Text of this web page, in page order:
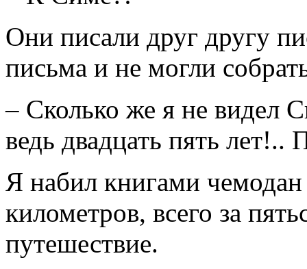
Они писали друг другу
письма и не могли
– Сколько же я не видел
ведь двадцать пять лет!..
Я набил книгами чемодан
километров, всего за
путешествие.